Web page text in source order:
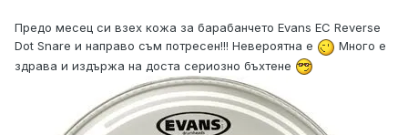
Предо месец си взех кожа за барабанчето Evans EC Reverse
Dot Snare и направо съм потресен!!! Невероятна е
Много е
здрава и издържа на доста сериозно бъхтене